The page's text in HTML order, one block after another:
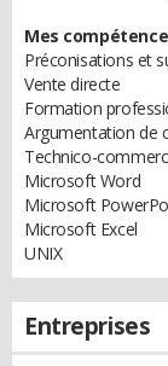
Mes
Préconisations et
Vente directe
Formation
Argumentation de
Technico-
Microsoft Word
Microsoft
Microsoft Excel
UNIX
Entreprises